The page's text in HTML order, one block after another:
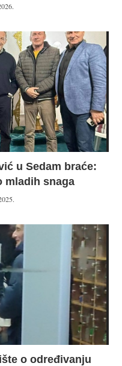
u Sedam braće:
mladih snaga
o određivanju